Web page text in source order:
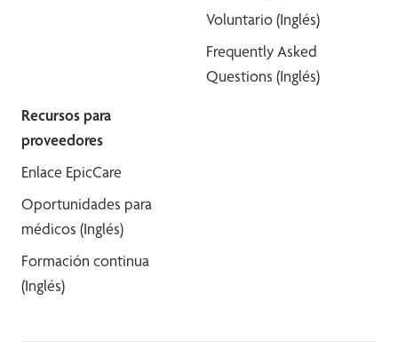
Voluntario (Inglés)
Frequently Asked
Questions (Inglés)
Recursos para
proveedores
Enlace EpicCare
Oportunidades para
médicos (Inglés)
Formación continua
(Inglés)